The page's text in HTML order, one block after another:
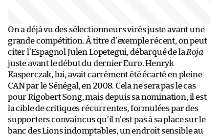
On a déjà vu des sélectionneurs virés juste avant une
grande compétition. À titre d’exemple récent, on peut
citer l’Espagnol Julen Lopetegui, débarqué de la Roja
juste avant le début du dernier Euro. Henryk
Kasperczak, lui, avait carrément été écarté en pleine
CAN par le Sénégal, en 2008. Cela ne sera pas le cas
pour Rigobert Song, mais depuis sa nomination, il est
la cible de critiques récurrentes, formulées par des
supporters convaincus qu’il n’est pas à sa place sur le
banc des Lions indomptables, un endroit sensible au